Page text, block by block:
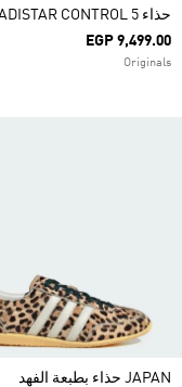
حذاء ADISTAR CONTROL 5
EGP 9,499.00
Originals
JAPAN حذاء بطبعة الفهد